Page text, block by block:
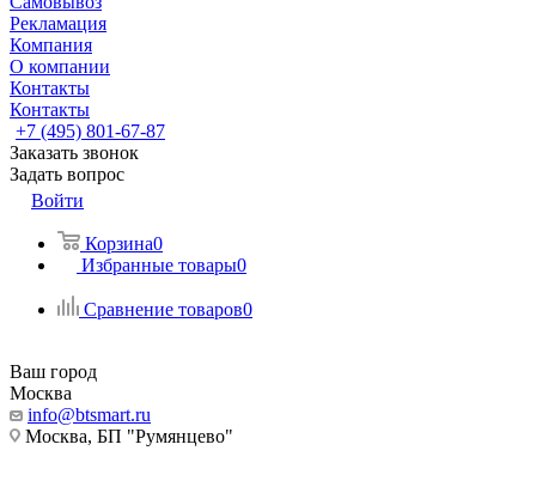
Рекламация
Компания
О компании
Контакты
Контакты
+7 (495) 801-67-87
Заказать звонок
Задать вопрос
Войти
Корзина0
Избранные товары0
Сравнение товаров0
Ваш город
Москва
info@btsmart.ru
Москва, БП "Румянцево"